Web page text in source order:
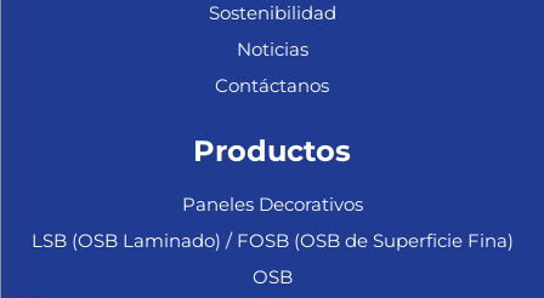
Sostenibilidad
Noticias
Contáctanos
Productos
Paneles Decorativos
LSB (OSB Laminado) / FOSB (OSB de Superficie Fina)
OSB